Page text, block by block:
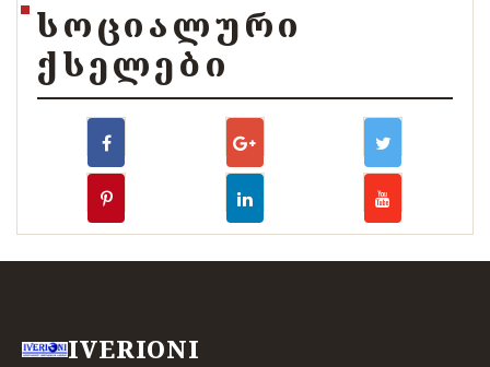
ᲡᲝᲪᲘᲐᲚᲣᲠᲘ
ᲥᲡᲔᲚᲔᲑᲘ
IVERIONI